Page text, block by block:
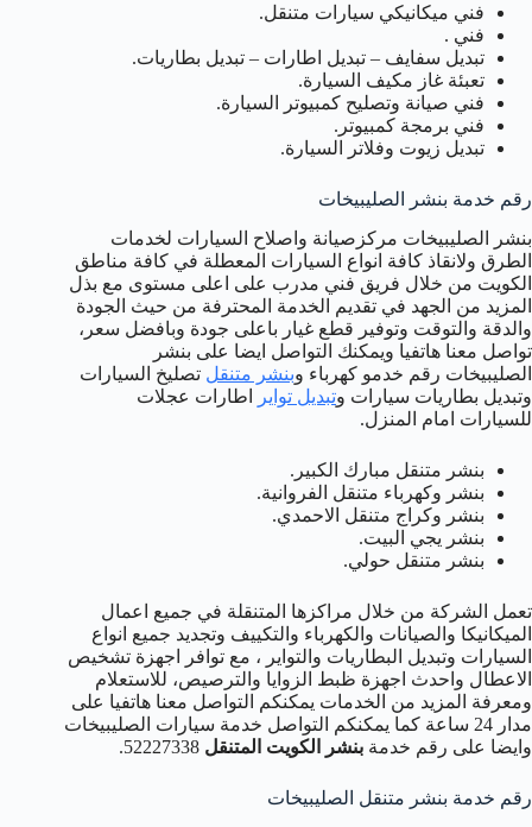
فني ميكانيكي سيارات متنقل.
فني .
تبديل سفايف – تبديل اطارات – تبديل بطاريات.
تعبئة غاز مكيف السيارة.
فني صيانة وتصليح كمبيوتر السيارة.
فني برمجة كمبيوتر.
تبديل زيوت وفلاتر السيارة.
رقم خدمة بنشر الصليبيخات
بنشر الصليبيخات مركزصيانة واصلاح السيارات لخدمات
الطرق ولانقاذ كافة انواع السيارات المعطلة في كافة مناطق
الكويت من خلال فريق فني مدرب على اعلى مستوى مع بذل
المزيد من الجهد في تقديم الخدمة المحترفة من حيث الجودة
والدقة والتوقت وتوفير قطع غيار باعلى جودة وبافضل سعر،
تواصل معنا هاتفيا ويمكنك التواصل ايضا على بنشر
الصليبيخات رقم خدمو كهرباء وبنشر متنقل تصليخ السيارات
وتبديل بطاريات سيارات وتبديل تواير
اطارات عجلات
للسيارات امام المنزل.
بنشر متنقل مبارك الكبير.
بنشر وكهرباء متنقل الفروانية.
بنشر وكراج متنقل الاحمدي.
بنشر يجي البيت.
بنشر متنقل حولي.
تعمل الشركة من خلال مراكزها المتنقلة في جميع اعمال
الميكانيكا والصيانات والكهرباء والتكييف وتجديد جميع انواع
السيارات وتبديل البطاريات والتواير ، مع توافر اجهزة تشخيص
الاعطال واحدث اجهزة ظبط الزوايا والترصيص، للاستعلام
ومعرفة المزيد من الخدمات يمكنكم التواصل معنا هاتفيا على
مدار 24 ساعة كما يمكنكم التواصل خدمة سيارات الصليبيخات
وايضا على رقم خدمة بنشر الكويت المتنقل
رقم خدمة بنشر متنقل الصليبيخات